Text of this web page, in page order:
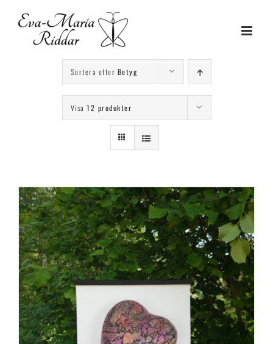
Fortsätt
innehållet
Sortera efter Betyg
Visa 12 produkter